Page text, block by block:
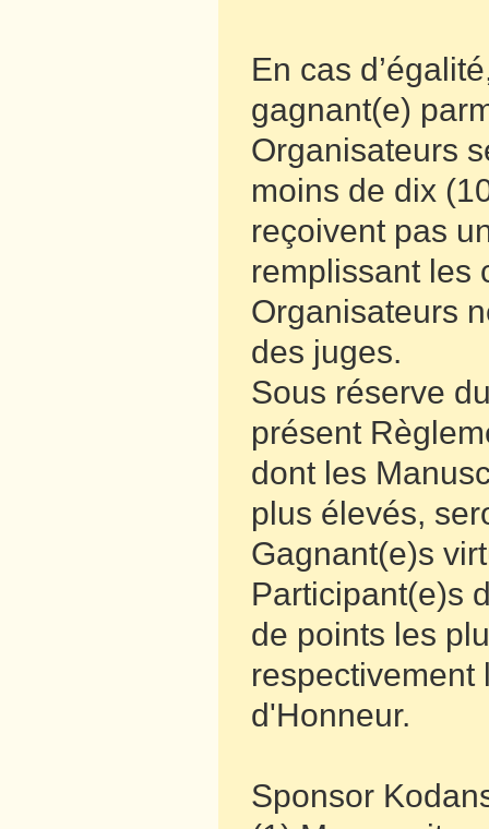
En cas
gagnant(e)
Organisateurs
moins de dix
reçoivent pas
remplissant les
Organisateurs
des juges.
Sous réserve
présent
dont les
plus élevés,
Gagnant(e)s
Participant(e)s
de points les
respectivement
d'Honneur.
Sponsor